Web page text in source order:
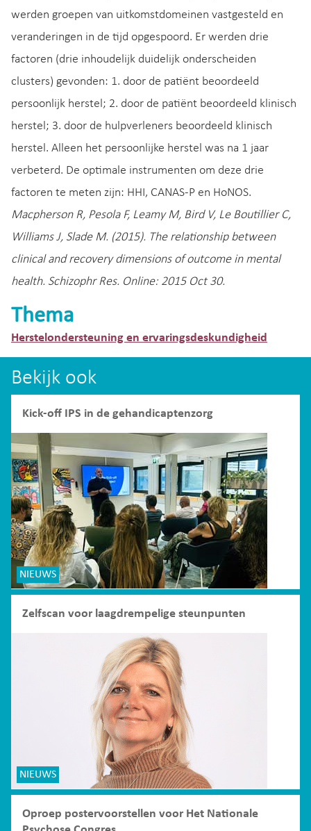
werden groepen van uitkomstdomeinen vastgesteld en
veranderingen in de tijd opgespoord. Er werden drie
factoren (drie inhoudelijk duidelijk onderscheiden
clusters) gevonden: 1. door de patiënt beoordeeld
persoonlijk herstel; 2. door de patiënt beoordeeld klinisch
herstel; 3. door de hulpverleners beoordeeld klinisch
herstel. Alleen het persoonlijke herstel was na 1 jaar
verbeterd. De optimale instrumenten om deze drie
factoren te meten zijn: HHI, CANAS-P en HoNOS.
Macpherson R, Pesola F, Leamy M, Bird V, Le Boutillier C,
Williams J, Slade M. (2015). The relationship between
clinical and recovery dimensions of outcome in mental
health. Schizophr Res. Online: 2015 Oct 30.
Thema
Herstelondersteuning en ervaringsdeskundigheid
Bekijk ook
Kick-off IPS in de gehandicaptenzorg
NIEUWS
Zelfscan voor laagdrempelige steunpunten
NIEUWS
Oproep postervoorstellen voor Het Nationale